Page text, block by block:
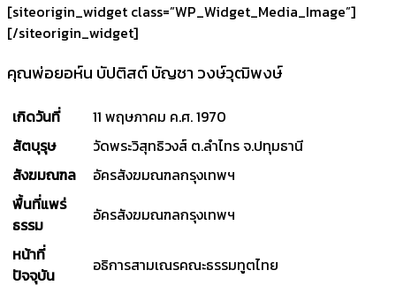
[siteorigin_widget class=”WP_Widget_Media_Image”]
[/siteorigin_widget]
คุณพ่อยอห์น บัปติสต์ บัญชา วงษ์วุฒิพงษ์
เกิดวันที่
11 พฤษภาคม ค.ศ. 1970
สัตบุรุษ
วัดพระวิสุทธิวงส์ ต.ลำไทร จ.ปทุมธานี
สังฆมณฑล
อัครสังฆมณฑลกรุงเทพฯ
พื้นที่แพร่
ธรรม
อัครสังฆมณฑลกรุงเทพฯ
หน้าที่
ปัจจุบัน
อธิการสามเณรคณะธรรมทูตไทย